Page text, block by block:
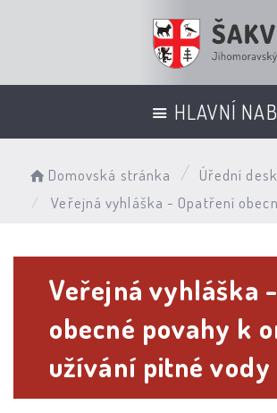
HLAVNÍ
Domovská stránka
Úřední
Veřejná vyhláška - Opatření
Veřejná vyhláška
obecné povahy k
užívání pitné vody